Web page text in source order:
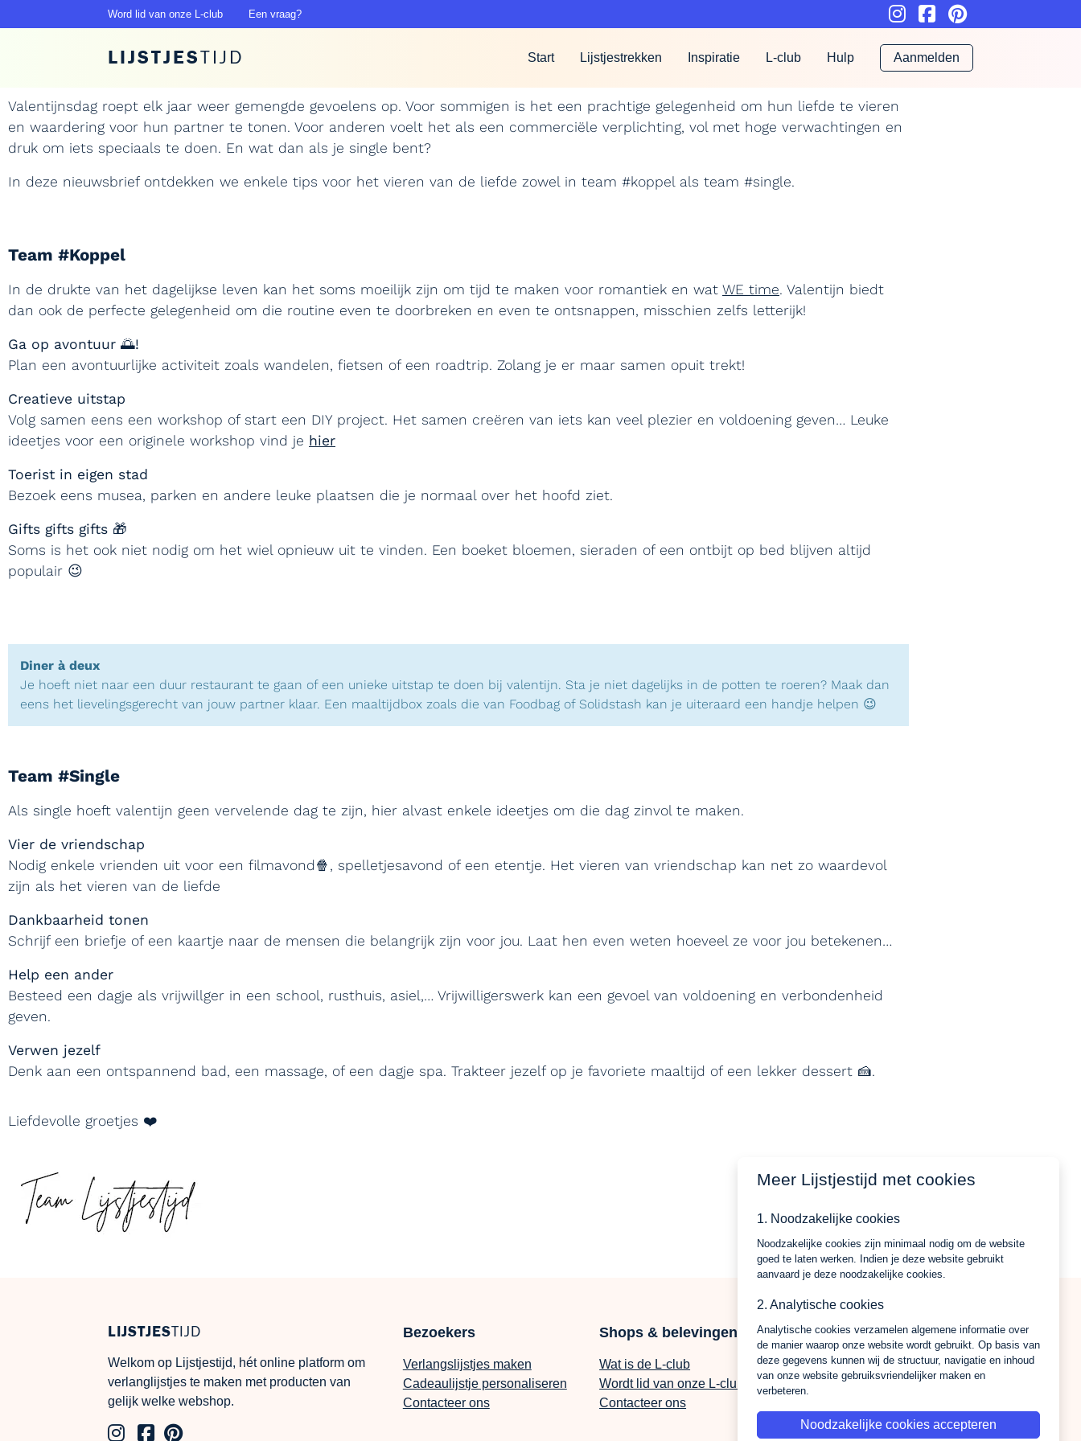
Word lid van onze L-club Een vraag?
LIJSTJESTIJD Start Lijstjestrekken Inspiratie L-club Hulp Aanmelden
Valentijnsdag roept elk jaar weer gemengde gevoelens op. Voor sommigen is het een prachtige gelegenheid om hun liefde te vieren
en waardering voor hun partner te tonen. Voor anderen voelt het als een commerciële verplichting, vol met hoge verwachtingen en
druk om iets speciaals te doen. En wat dan als je single bent?
In deze nieuwsbrief ontdekken we enkele tips voor het vieren van de liefde zowel in team #koppel als team #single.
Team #Koppel
In de drukte van het dagelijkse leven kan het soms moeilijk zijn om tijd te maken voor romantiek en wat WE time. Valentijn biedt
dan ook de perfecte gelegenheid om die routine even te doorbreken en even te ontsnappen, misschien zelfs letterijk!
Ga op avontuur 🌅!
Plan een avontuurlijke activiteit zoals wandelen, fietsen of een roadtrip. Zolang je er maar samen opuit trekt!
Creatieve uitstap
Volg samen eens een workshop of start een DIY project. Het samen creëren van iets kan veel plezier en voldoening geven… Leuke
ideetjes voor een originele workshop vind je hier
Toerist in eigen stad
Bezoek eens musea, parken en andere leuke plaatsen die je normaal over het hoofd ziet.
Gifts gifts gifts 🎁
Soms is het ook niet nodig om het wiel opnieuw uit te vinden. Een boeket bloemen, sieraden of een ontbijt op bed blijven altijd
populair 😉
Diner à deux
Je hoeft niet naar een duur restaurant te gaan of een unieke uitstap te doen bij valentijn. Sta je niet dagelijks in de potten te roeren? Maak dan
eens het lievelingsgerecht van jouw partner klaar. Een maaltijdbox zoals die van Foodbag of Solidstash kan je uiteraard een handje helpen 😉
Team #Single
Als single hoeft valentijn geen vervelende dag te zijn, hier alvast enkele ideetjes om die dag zinvol te maken.
Vier de vriendschap
Nodig enkele vrienden uit voor een filmavond🍿, spelletjesavond of een etentje. Het vieren van vriendschap kan net zo waardevol
zijn als het vieren van de liefde
Dankbaarheid tonen
Schrijf een briefje of een kaartje naar de mensen die belangrijk zijn voor jou. Laat hen even weten hoeveel ze voor jou betekenen…
Help een ander
Besteed een dagje als vrijwillger in een school, rusthuis, asiel,… Vrijwilligerswerk kan een gevoel van voldoening en verbondenheid
geven.
Verwen jezelf
Denk aan een ontspannend bad, een massage, of een dagje spa. Trakteer jezelf op je favoriete maaltijd of een lekker dessert 🍰.
Liefdevolle groetjes ❤️
LIJSTJESTIJD
Welkom op Lijstjestijd, hét online platform om
verlanglijstjes te maken met producten van
gelijk welke webshop.
Bezoekers
Verlangslijstjes maken
Cadeaulijstje personaliseren
Contacteer ons
Shops & belevingen
Wat is de L-club
Wordt lid van onze L-club
Contacteer ons
Over ons
Privacy Policy
Algemene-voorwaarden
Meer Lijstjestijd met cookies
1. Noodzakelijke cookies
Noodzakelijke cookies zijn minimaal nodig om de website
goed te laten werken. Indien je deze website gebruikt
aanvaard je deze noodzakelijke cookies.
2. Analytische cookies
Analytische cookies verzamelen algemene informatie over
de manier waarop onze website wordt gebruikt. Op basis van
deze gegevens kunnen wij de structuur, navigatie en inhoud
van onze website gebruiksvriendelijker maken en
verbeteren.
Noodzakelijke cookies accepteren